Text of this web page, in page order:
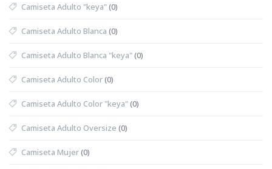
Camiseta Adulto "keya"(0)
Camiseta Adulto Blanca (0)
Camiseta Adulto Blanca "keya"(0)
Camiseta Adulto Color(0)
Camiseta Adulto Color "keya"(0)
Camiseta Adulto Oversize (0)
Camiseta Mujer(0)